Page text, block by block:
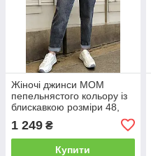
Жіночі джинси МОМ
пепельнястого кольору із
блискавкою розміри 48,
1 249 ₴
Купити